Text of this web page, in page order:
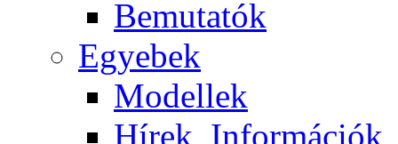
Bemutatók
Egyebek
Modellek
Hírek, Információk